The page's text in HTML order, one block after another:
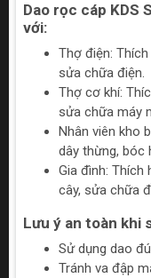
Dao rọc cáp KDS
với:
Thợ điện:
sửa chữa điện.
Thợ cơ khí:
sửa chữa máy
Nhân viên kho
dây thừng, bóc
Gia đình:
cây, sửa chữa
Lưu ý an toàn khi
Sử dụng dao
Tránh va đập